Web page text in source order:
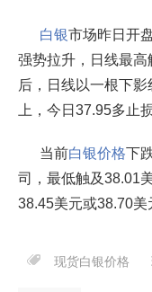
白银市场昨日开
强势拉升，日线最
后，日线以一根下
上，今日37.95多止
当前白银价格下
司，最低触及38.01
38.45美元或38.70美
现货白银价格